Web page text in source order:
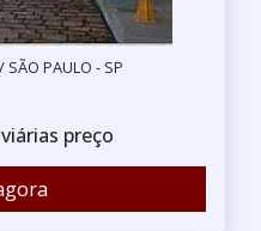
SÃO PAULO - SP
preço